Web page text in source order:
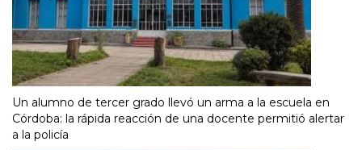
Un alumno de tercer grado llevó un arma a la escuela en
Córdoba: la rápida reacción de una docente permitió alertar
a la policía